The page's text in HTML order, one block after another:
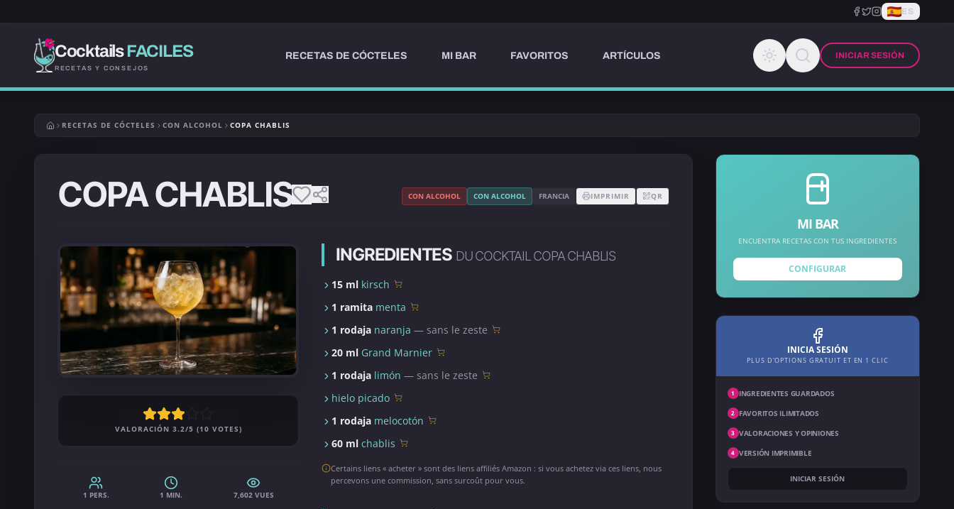
ES
CocktailsFACILES
RECETAS Y CONSEJOS
RECETAS DE CÓCTELES MI BAR FAVORITOS ARTÍCULOS INICIAR SESIÓN
RECETAS DE CÓCTELES CON ALCOHOL COPA CHABLIS
COPA CHABLIS CON ALCOHOL CON ALCOHOL FRANCIA IMPRIMIR QR
VALORACIÓN 3.2/5 (10 VOTES)
1 PERS. 1 MIN. 7,602 VUES
INGREDIENTES DU COCKTAIL COPA CHABLIS
15 ml kirsch
1 ramita menta
1 rodaja naranja — sans le zeste
20 ml Grand Marnier
1 rodaja limón — sans le zeste
hielo picado
1 rodaja melocotón
60 mlchablis
Certains liens « acheter » sont des liens affiliés Amazon : si vous achetez via ces liens, nous
percevons une commission, sans surcoût pour vous.
MI BAR
ENCUENTRA RECETAS CON TUS INGREDIENTES
CONFIGURAR
INICIA SESIÓN
PLUS D'OPTIONS GRATUIT ET EN 1 CLIC
1 INGREDIENTES GUARDADOS
2 FAVORITOS ILIMITADOS
3 VALORACIONES Y OPINIONES
4 VERSIÓN IMPRIMIBLE
INICIAR SESIÓN